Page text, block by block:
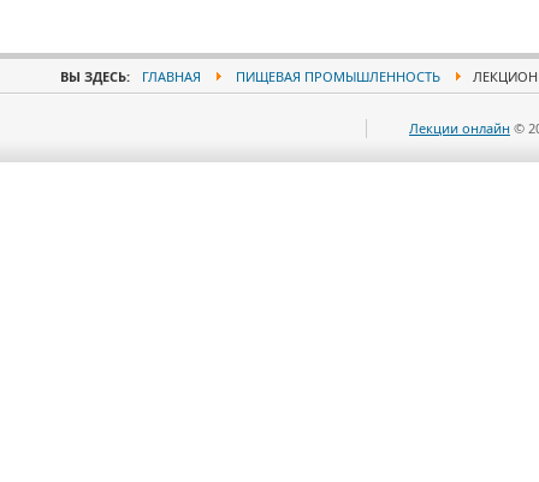
ВЫ ЗДЕСЬ: ГЛАВНАЯ ПИЩЕВАЯ ПРОМЫШЛЕННОСТЬ
Лекции онлайн ©